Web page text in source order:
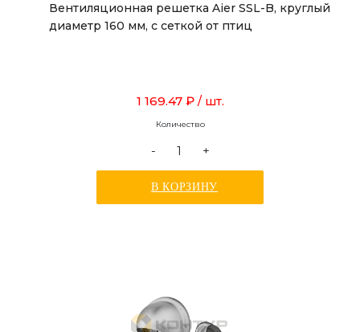
Вентиляционная решетка Aier SSL-B, круглый
диаметр 160 мм, с сеткой от птиц
1 169.47 ₽ / шт.
Количество
- +
В КОРЗИНУ